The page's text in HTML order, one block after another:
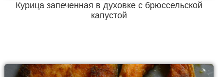
Курица запеченная в духовке с брюссельской
капустой